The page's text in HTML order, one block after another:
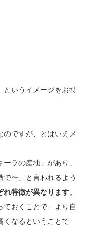
というイメージをお持
ですが、とはいえメ
ラの産地」があり、
〜」と言われるよう
れ特徴が異なります。
ておくことで、より自
くなるということで